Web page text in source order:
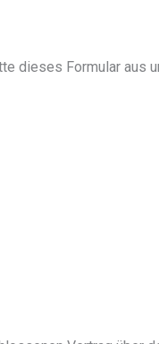
dieses Formular aus